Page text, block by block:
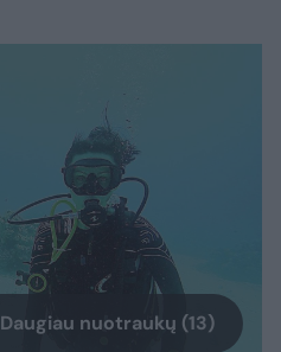
Daugiau nuotraukų (13)